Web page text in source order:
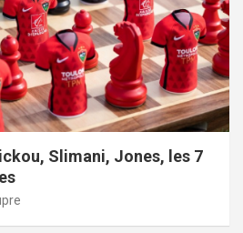
Slimani, Jones, les 7